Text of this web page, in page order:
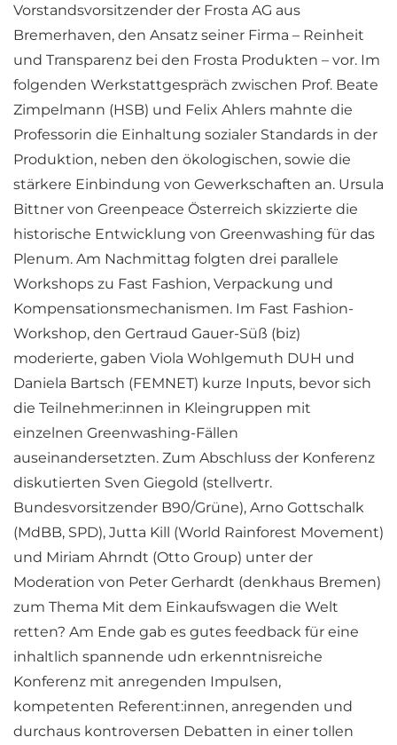
Vorstandsvorsitzender der Frosta AG aus
Bremerhaven, den Ansatz seiner Firma – Reinheit
und Transparenz bei den Frosta Produkten – vor. Im
folgenden Werkstattgespräch zwischen Prof. Beate
Zimpelmann (HSB) und Felix Ahlers mahnte die
Professorin die Einhaltung sozialer Standards in der
Produktion, neben den ökologischen, sowie die
stärkere Einbindung von Gewerkschaften an. Ursula
Bittner von Greenpeace Österreich skizzierte die
historische Entwicklung von Greenwashing für das
Plenum. Am Nachmittag folgten drei parallele
Workshops zu Fast Fashion, Verpackung und
Kompensationsmechanismen. Im Fast Fashion-
Workshop, den Gertraud Gauer-Süß (biz)
moderierte, gaben Viola Wohlgemuth DUH und
Daniela Bartsch (FEMNET) kurze Inputs, bevor sich
die Teilnehmer:innen in Kleingruppen mit
einzelnen Greenwashing-Fällen
auseinandersetzten. Zum Abschluss der Konferenz
diskutierten Sven Giegold (stellvertr.
Bundesvorsitzender B90/Grüne), Arno Gottschalk
(MdBB, SPD), Jutta Kill (World Rainforest Movement)
und Miriam Ahrndt (Otto Group) unter der
Moderation von Peter Gerhardt (denkhaus Bremen)
zum Thema Mit dem Einkaufswagen die Welt
retten? Am Ende gab es gutes feedback für eine
inhaltlich spannende udn erkenntnisreiche
Konferenz mit anregenden Impulsen,
kompetenten Referent:innen, anregenden und
durchaus kontroversen Debatten in einer tollen